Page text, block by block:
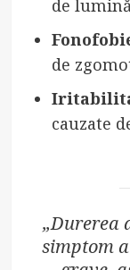
de
de
cauzate
„Durerea
simptom